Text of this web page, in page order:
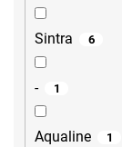
Sintra 6
- 1
Aqualine 1